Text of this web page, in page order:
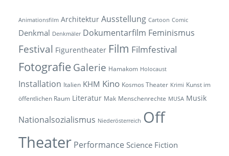
Animationsfilm Architektur Ausstellung Cartoon Comic
Denkmal Denkmäler Dokumentarfilm Feminismus
Festival Figurentheater Film Filmfestival
Fotografie Galerie Hamakom Holocaust
Installation Italien KHM Kino Kosmos Theater Krimi Kunst im
öffentlichen Raum Literatur Mak Menschenrechte MUSA Musik
Nationalsozialismus Niederösterreich Off
Theater Performance Science Fiction